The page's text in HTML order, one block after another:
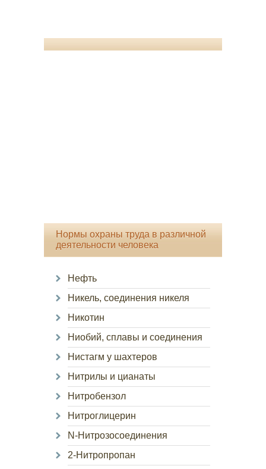
Нормы охраны труда в различной
деятельности человека
Нефть
Никель, соединения никеля
Никотин
Ниобий, сплавы и соединения
Нистагм у шахтеров
Нитрилы и цианаты
Нитробензол
Нитроглицерин
N-Нитрозосоединения
2-Нитропропан